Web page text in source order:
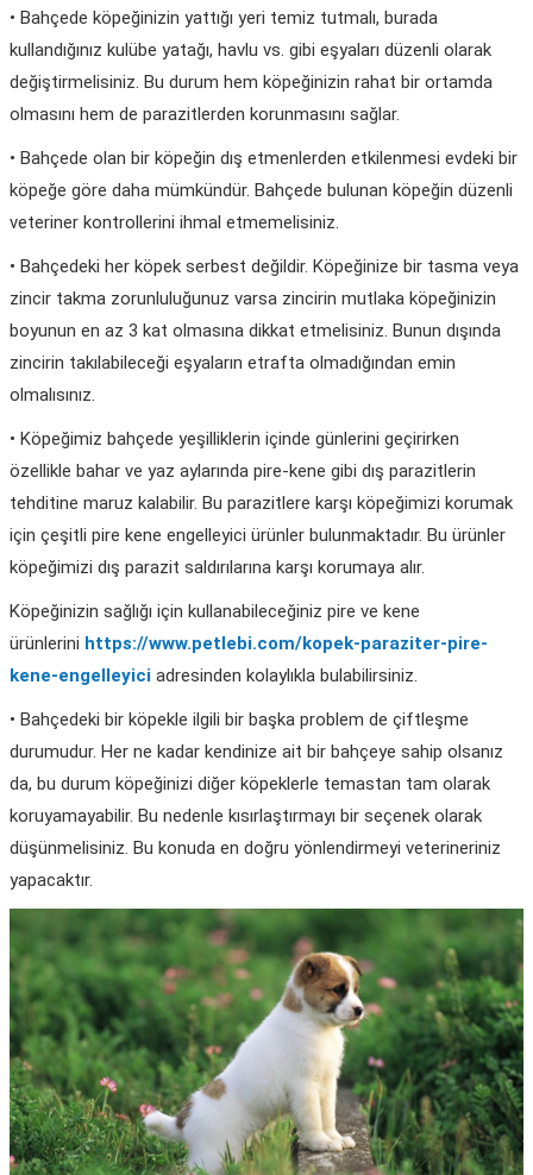
• Bahçede köpeğinizin yattığı yeri temiz tutmalı, burada
kullandığınız kulübe yatağı, havlu vs. gibi eşyaları düzenli olarak
değiştirmelisiniz. Bu durum hem köpeğinizin rahat bir ortamda
olmasını hem de parazitlerden korunmasını sağlar.
• Bahçede olan bir köpeğin dış etmenlerden etkilenmesi evdeki bir
köpeğe göre daha mümkündür. Bahçede bulunan köpeğin düzenli
veteriner kontrollerini ihmal etmemelisiniz.
• Bahçedeki her köpek serbest değildir. Köpeğinize bir tasma veya
zincir takma zorunluluğunuz varsa zincirin mutlaka köpeğinizin
boyunun en az 3 kat olmasına dikkat etmelisiniz. Bunun dışında
zincirin takılabileceği eşyaların etrafta olmadığından emin
olmalısınız.
• Köpeğimiz bahçede yeşilliklerin içinde günlerini geçirirken
özellikle bahar ve yaz aylarında pire-kene gibi dış parazitlerin
tehditine maruz kalabilir. Bu parazitlere karşı köpeğimizi korumak
için çeşitli pire kene engelleyici ürünler bulunmaktadır. Bu ürünler
köpeğimizi dış parazit saldırılarına karşı korumaya alır.
Köpeğinizin sağlığı için kullanabileceğiniz pire ve kene
ürünlerini https://www.petlebi.com/kopek-paraziter-pire-
kene-engelleyici adresinden kolaylıkla bulabilirsiniz.
• Bahçedeki bir köpekle ilgili bir başka problem de çiftleşme
durumudur. Her ne kadar kendinize ait bir bahçeye sahip olsanız
da, bu durum köpeğinizi diğer köpeklerle temastan tam olarak
koruyamayabilir. Bu nedenle kısırlaştırmayı bir seçenek olarak
düşünmelisiniz. Bu konuda en doğru yönlendirmeyi veterineriniz
yapacaktır.